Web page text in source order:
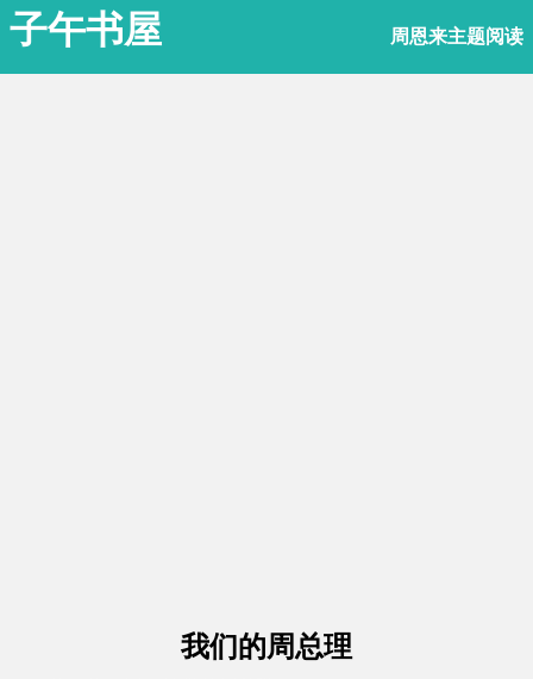
子午书屋 周恩来主题阅读
我们的周总理